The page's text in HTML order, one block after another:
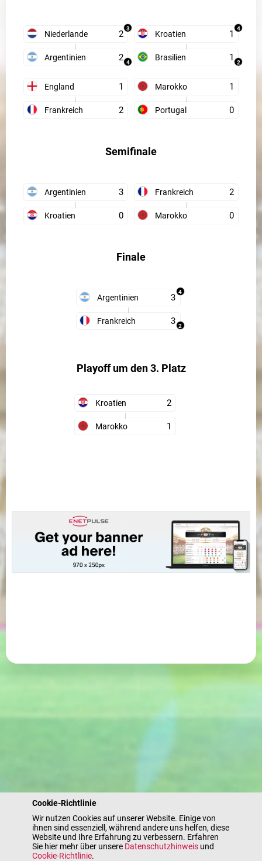
Niederlande 2
3
Argentinien 2 4
Kroatien 1
4
Brasilien 1 2
England 1
Frankreich 2
Marokko 1
Portugal 0
Semifinale
Argentinien 3
Kroatien 0
Frankreich 2
Marokko 0
Finale
Argentinien 3
4
Frankreich 3 2
Playoff um den 3. Platz
Kroatien 2
Marokko 1
Cookie-Richtlinie
Wir nutzen Cookies auf unserer Website. Einige von
ihnen sind essenziell, während andere uns helfen, diese
Website und Ihre Erfahrung zu verbessern. Erfahren
Sie hier mehr über unsere Datenschutzhinweis und
Cookie-Richtlinie.